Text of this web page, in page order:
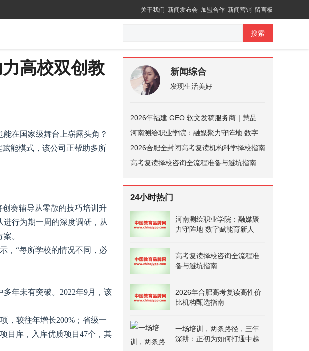
关于我们 新闻发布会 加盟合作 新闻营销 留言板
搜索
高校双创教
在国家级舞台上崭露头角？
能模式，该公司正帮助多所
赛辅导从零散的技巧培训升
行为期一周的深度调研，从
。
，“每所学校的情况不同，必
年未有突破。2022年9月，该
，较往年增长200%；省级一
目库，入库优质项目47个，其
新闻综合
发现生活美好
2026合肥全封闭高考复读机构科学择校指南
高考复读择校咨询全流程准备与避坑指南
24小时热门
河南测绘职业学院：融媒聚
力守阵地 数字赋能育新人
高考复读择校咨询全流程准
备与避坑指南
2026年合肥高考复读高性价
比机构甄选指南
一场培训，两条路径，三年
深耕：正初为如何打通中越